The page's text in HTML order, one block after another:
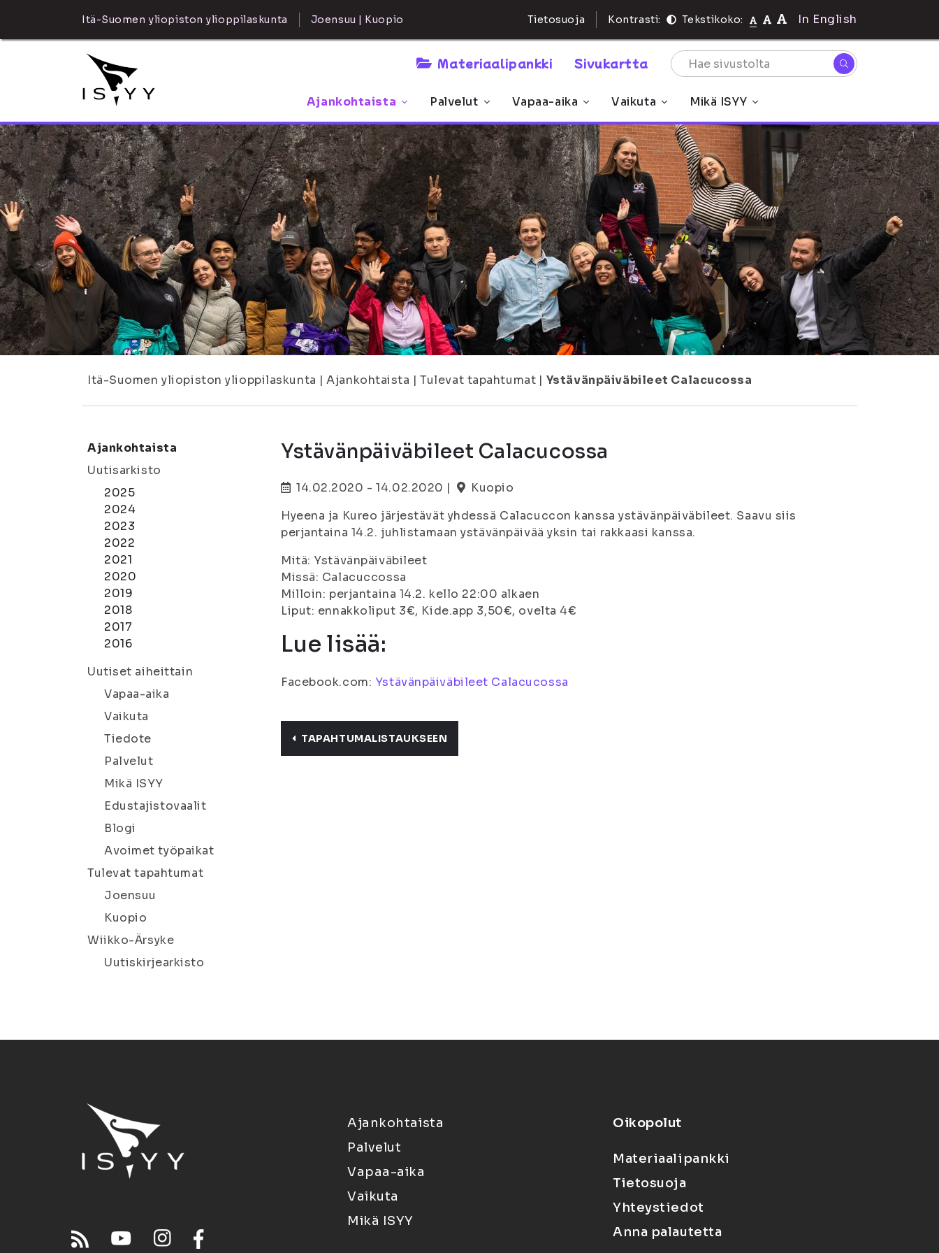
Itä-Suomen yliopiston ylioppilaskunta Joensuu | Kuopio Tietosuoja Kontrasti: Tekstikoko: In English
Materiaalipankki Sivukartta
Ajankohtaista Palvelut Vapaa-aika Vaikuta Mikä ISYY
Itä-Suomen yliopiston ylioppilaskunta | Ajankohtaista | Tulevat tapahtumat | Ystävänpäiväbileet Calacucossa
Ajankohtaista
Uutisarkisto
2025
2024
2023
2022
2021
2020
2019
2018
2017
2016
Uutiset aiheittain
Vapaa-aika
Vaikuta
Tiedote
Palvelut
Mikä ISYY
Edustajistovaalit
Blogi
Avoimet työpaikat
Tulevat tapahtumat
Joensuu
Kuopio
Wiikko-Ärsyke
Uutiskirjearkisto
Ystävänpäiväbileet Calacucossa
14.02.2020 - 14.02.2020 |
Kuopio
Hyeena ja Kureo järjestävät yhdessä Calacuccon kanssa ystävänpäiväbileet. Saavu siis
perjantaina 14.2. juhlistamaan ystävänpäivää yksin tai rakkaasi kanssa.
Mitä: Ystävänpäiväbileet
Missä: Calacuccossa
Milloin: perjantaina 14.2. kello 22:00 alkaen
Liput: ennakkoliput 3€, Kide.app 3,50€, ovelta 4€
Lue lisää:
Facebook.com: Ystävänpäiväbileet Calacucossa
TAPAHTUMALISTAUKSEEN
Ajankohtaista
Palvelut
Vapaa-aika
Vaikuta
Mikä ISYY
Oikopolut
Materiaalipankki
Tietosuoja
Yhteystiedot
Anna palautetta